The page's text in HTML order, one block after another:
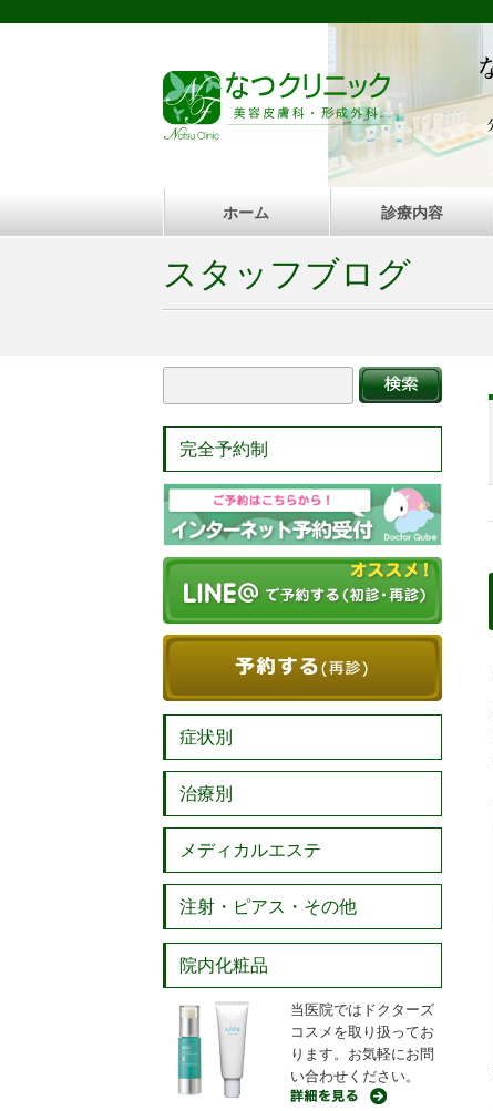
ホーム 診療内容
スタッフブログ
完全予約制
症状別
治療別
メディカルエステ
注射・ピアス・その他
院内化粧品
当医院ではドクターズ
コスメを取り扱ってお
ります。お気軽にお問
い合わせください。